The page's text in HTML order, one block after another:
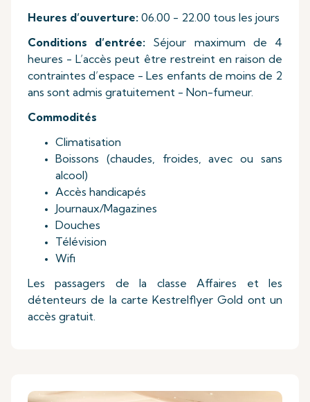
Heures d’ouverture: 06.00 - 22.00 tous les jours
Conditions d’entrée: Séjour maximum de 4
heures - L’accès peut être restreint en raison de
contraintes d’espace - Les enfants de moins de 2
ans sont admis gratuitement - Non-fumeur.
Commodités
Climatisation
Boissons (chaudes, froides, avec ou sans
alcool)
Accès handicapés
Journaux/Magazines
Douches
Télévision
Wifi
Les passagers de la classe Affaires et les
détenteurs de la carte Kestrelflyer Gold ont un
accès gratuit.